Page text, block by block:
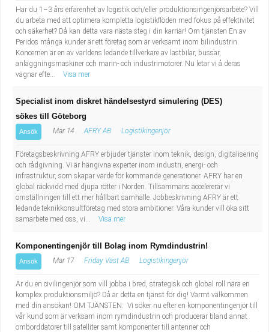
Har du 1–3 års erfarenhet av logistik och/eller produktionsingenjörsarbete? Vill
du arbeta med att optimera kompletta logistikflöden med fokus på effektivitet
och säkerhet? Då kan detta vara nästa steg i din karriär! Om tjänsten En av
Peridos många kunder är ett företag som är verksamt inom bilindustrin.
Koncernen är en av världens ledande tillverkare av lastbilar, bussar,
anläggningsmaskiner och marin- och industrimotorer. Nu letar vi å deras
vägnar efte...
Visa mer
Specialist inom diskret händelsestyrd simulering (DES)
sökes till Göteborg
Ansök Mar 14 AFRY AB Logistikingenjör
Företagsbeskrivning AFRY erbjuder tjänster inom teknik, design, digitalisering
och rådgivning. Vi är hängivna experter inom industri, energi- och
infrastruktur, som skapar värde för kommande generationer. AFRY har en
global räckvidd med djupa rötter i Norden. Tillsammans accelererar vi
omställningen till ett mer hållbart samhälle. Jobbeskrivning AFRY är ett
ledande teknikkonsultföretag med stora ambitioner. Våra kunder vill öka sitt
samarbete med oss, vi...
Visa mer
Komponentingenjör till Bolag inom Rymdindustrin!
Ansök Mar 17 Friday Väst AB Logistikingenjör
Är du en civilingenjör som vill jobba i bred, strategisk och global roll nära en
komplex produktionsmiljö? Då är detta en tjänst för dig! Varmt välkommen
med din ansökan! OM TJÄNSTEN: Vi söker nu efter en komponentingenjör till
vår kund som är verksam inom rymdindustrin och producerar bland annat
omborddatorer till satelliter samt komponenter till antenner och